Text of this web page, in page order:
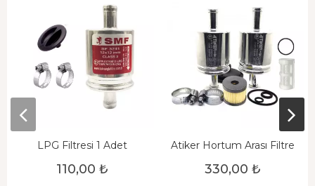
LPG Filtresi 1 Adet
110,00 ₺
Atiker Hortum Arası Filtre
330,00 ₺